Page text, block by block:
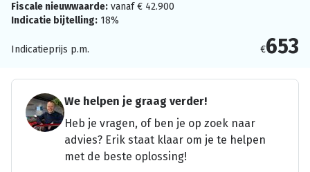
Fiscale nieuwwaarde: vanaf € 42.900
Indicatie bijtelling: 18%
Indicatieprijs p.m. €653
We helpen je graag verder!
Heb je vragen, of ben je op zoek naar
advies? Erik staat klaar om je te helpen
met de beste oplossing!